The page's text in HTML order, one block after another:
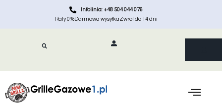
Infolinia: +48 504 044 076
Raty 0%Darmowa wysyłkaZwrot do 14 dni